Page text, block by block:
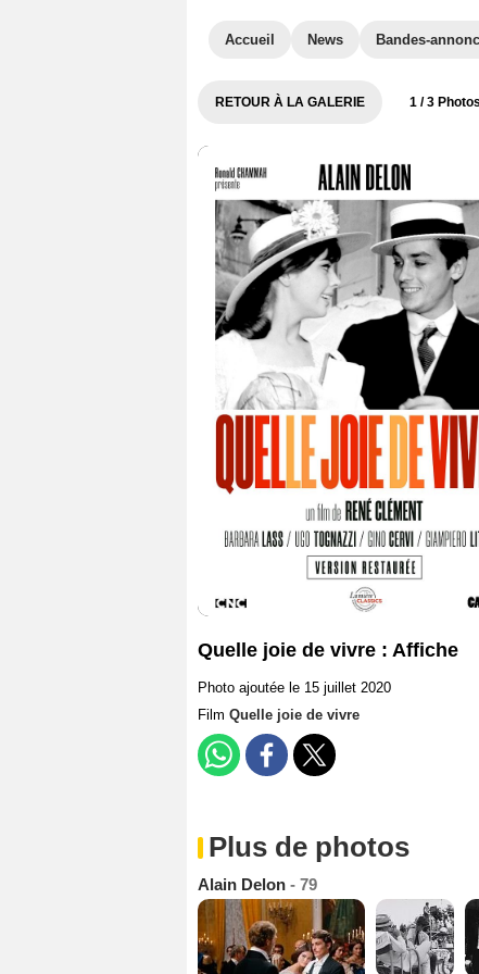
Accueil News Bandes-
RETOUR À LA GALERIE 1 / 3 Photos
Quelle joie de vivre : Affiche
Photo ajoutée le 15 juillet 2020
Film Quelle joie de vivre
Plus de photos
Alain Delon - 79